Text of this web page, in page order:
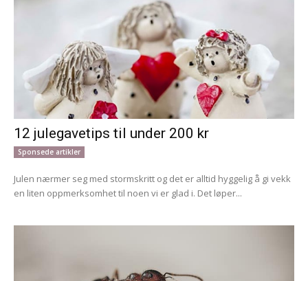
12 julegavetips til under 200 kr
Sponsede artikler
Julen nærmer seg med stormskritt og det er alltid hyggelig å gi vekk
en liten oppmerksomhet til noen vi er glad i. Det løper...